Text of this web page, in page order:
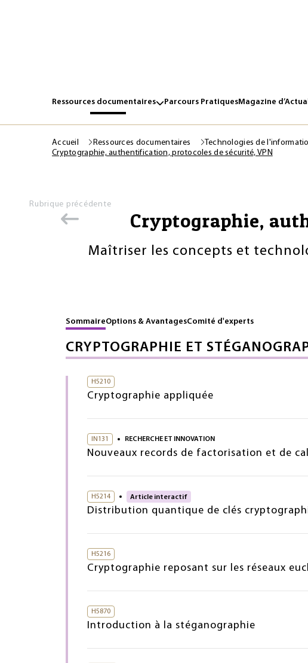
Ressources documentaires Parcours PratiquesMagazine
Accueil Ressources documentaires Technologies de
Cryptographie, authentification, protocoles de sécurité, VPN
Rubrique précédente
Cryptographie,
Maîtriser les concepts et
SommaireOptions & AvantagesComité d'experts
CRYPTOGRAPHIE ET
H5210
Cryptographie appliquée
IN131 RECHERCHE ET INNOVATION
Nouveaux records de factorisation et de
H5214 Article interactif
Distribution quantique de clés
H5216
Cryptographie reposant sur les réseaux
H5870
Introduction à la stéganographie